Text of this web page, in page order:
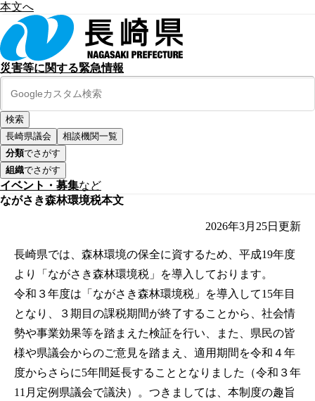
本文へ
災害等に関する緊急情報
長崎県議会
相談機関一覧
分類でさがす
組織でさがす
イベント・募集など
ながさき森林環境税本文
2026年3月25日 更新
長崎県では、森林環境の保全に資するため、平成19年度
より「ながさき森林環境税」を導入しております。
令和３年度は「ながさき森林環境税」を導入して15年目
となり、３期目の課税期間が終了することから、社会情
勢や事業効果等を踏まえた検証を行い、また、県民の皆
様や県議会からのご意見を踏まえ、適用期間を令和４年
度からさらに5年間延長することとなりました（令和３年
11月定例県議会で議決）。つきましては、本制度の趣旨